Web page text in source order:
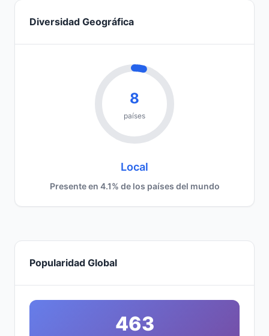
Diversidad Geográfica
8
países
Local
Presente en 4.1% de los países del mundo
Popularidad Global
463